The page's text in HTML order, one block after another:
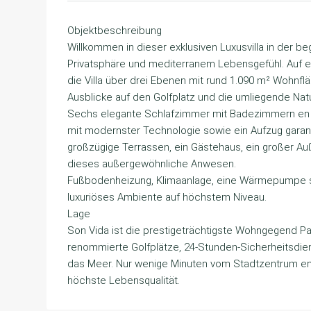
Objektbeschreibung
Willkommen in dieser exklusiven Luxusvilla in der
Privatsphäre und mediterranem Lebensgefühl. Auf
die Villa über drei Ebenen mit rund 1.090 m²
Ausblicke auf den Golfplatz und die umliegende
Sechs elegante Schlafzimmer mit Badezimmern
mit modernster Technologie sowie ein Aufzug
großzügige Terrassen, ein Gästehaus, ein großer
dieses außergewöhnliche Anwesen.
Fußbodenheizung, Klimaanlage, eine
luxuriöses Ambiente auf höchstem Niveau.
Lage
Son Vida ist die prestigeträchtigste Wohngegend
renommierte Golfplätze, 24-Stunden-
das Meer. Nur wenige Minuten vom Stadtzentrum
höchste Lebensqualität.